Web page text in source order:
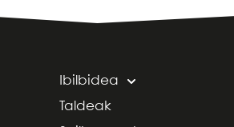
Ibilbidea
Taldeak